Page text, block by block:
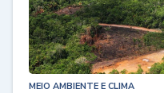
MEIO AMBIENTE E CLIMA